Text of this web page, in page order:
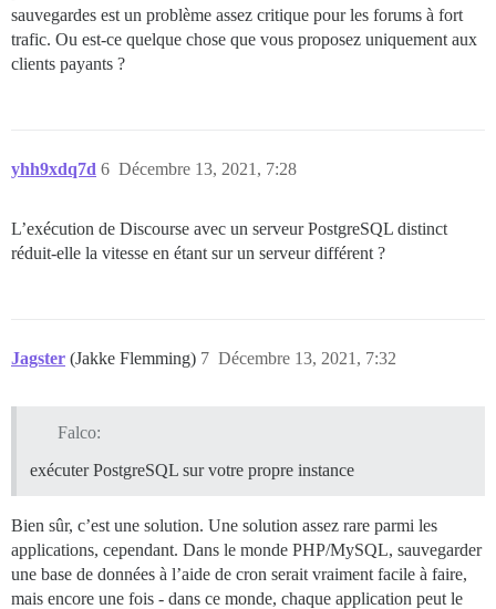
sauvegardes est un problème assez critique pour les forums à fort
trafic. Ou est-ce quelque chose que vous proposez uniquement aux
clients payants ?
yhh9xdq7d Décembre 13, 2021, 7:28
6
L’exécution de Discourse avec un serveur PostgreSQL distinct
réduit-elle la vitesse en étant sur un serveur différent ?
Jagster (Jakke Flemming) Décembre 13, 2021, 7:32
7
Falco:
exécuter PostgreSQL sur votre propre instance
Bien sûr, c’est une solution. Une solution assez rare parmi les
applications, cependant. Dans le monde PHP/MySQL, sauvegarder
une base de données à l’aide de cron serait vraiment facile à faire,
mais encore une fois - dans ce monde, chaque application peut le